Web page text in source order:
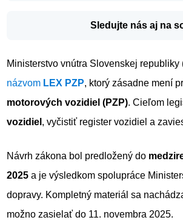
Sledujte nás aj na
Ministerstvo vnútra Slovenskej
názvom LEX PZP, ktorý zásadne mení
motorových vozidiel (PZP). Cieľom
vozidiel , vyčistiť register vozidiel a
Návrh zákona bol predložený do
2025 a je výsledkom spolupráce
dopravy. Kompletný materiál sa
možno zasielať do 11. novembra 2025.